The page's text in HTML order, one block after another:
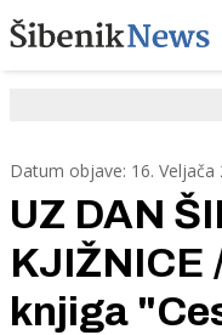
Datum objave: 16. Veljača
UZ DAN
KJIŽNICE
knjiga